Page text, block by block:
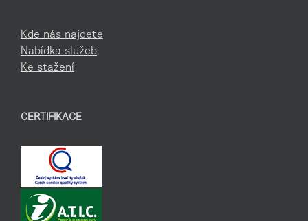
Kde nás najdete
Nabídka služeb
Ke stažení
CERTIFIKACE